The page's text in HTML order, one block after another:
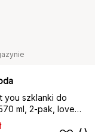
you szklanki do
ml, 2‑pak, love